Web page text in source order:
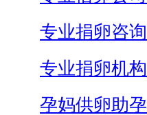
专业捐卵咨询
专业捐卵机构
孕妈供卵助孕